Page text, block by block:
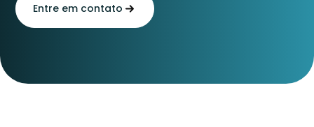
Entre em contato